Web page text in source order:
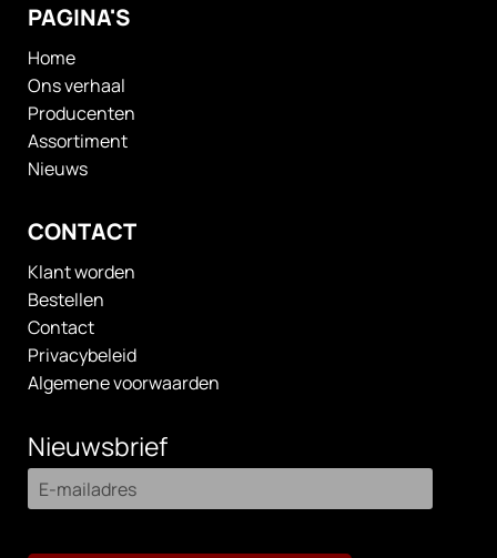
PAGINA'S
Home
Ons verhaal
Producenten
Assortiment
Nieuws
CONTACT
Klant worden
Bestellen
Contact
Privacybeleid
Algemene voorwaarden
Nieuwsbrief